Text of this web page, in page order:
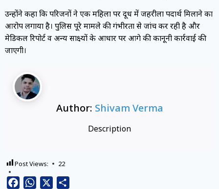
उन्होंने कहा कि परिजनों ने एक महिला पर दूध में जहरीला पदार्थ मिलाने का
आरोप लगाया है। पुलिस पूरे मामले की गंभीरता से जांच कर रही है और
मेडिकल रिपोर्ट व अन्य साक्ष्यों के आधार पर आगे की कानूनी कार्रवाई की
जाएगी।
Author: Shivam Verma
Description
Post Views: 22
FacebookWhatsApp